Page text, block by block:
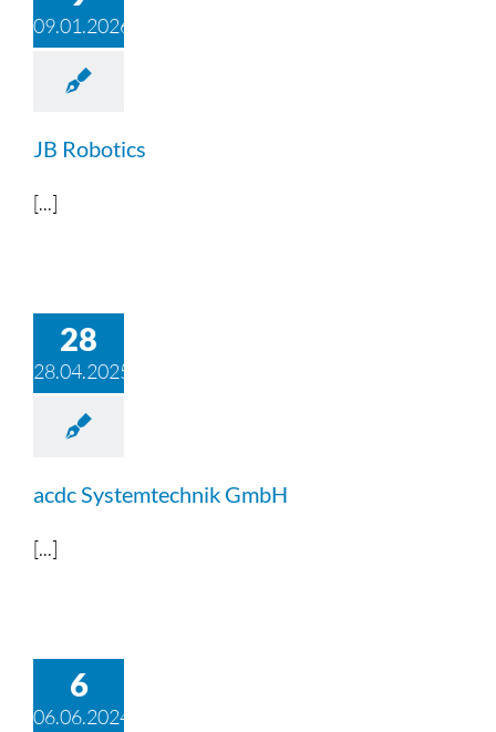
09.01.2026
JB Robotics
[...]
28
28.04.2025
acdc Systemtechnik GmbH
[...]
6
06.06.2024